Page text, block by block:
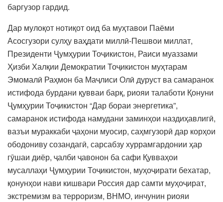
баргузор гардид.
Дар мулоқот нотиқот оид ба муҳтавои Паёми
Асосгузори сулҳу ваҳдати миллӣ-Пешвои миллат,
Президенти Ҷумҳурии Тоҷикистон, Раиси муаззами
Ҳизби Халқии Демократии Тоҷикистон муҳтарам
Эмомалӣ Раҳмон ба Маҷлиси Олӣ дуруст ва самаранок
истифода бурдани қувваи барқ, риояи талаботи Қонуни
Ҷумҳурии Тоҷикистон “Дар бораи энергетика”,
самаранок истифода намудани заминҳои наздиҳавлигӣ,
вазъи мураккаби ҷаҳони муосир, саҳмгузорӣ дар корҳои
ободониву созандагӣ, сарсабзу хуррамгардонии ҳар
гӯшаи диёр, ҷалби ҷавонон ба сафи Қувваҳои
мусаллаҳи Ҷумҳурии Тоҷикистон, муҳоҷирати бехатар,
қонунҳои нави кишвари Россия дар самти муҳоҷират,
экстремизм ва терроризм, ВНМО, инчунин риояи